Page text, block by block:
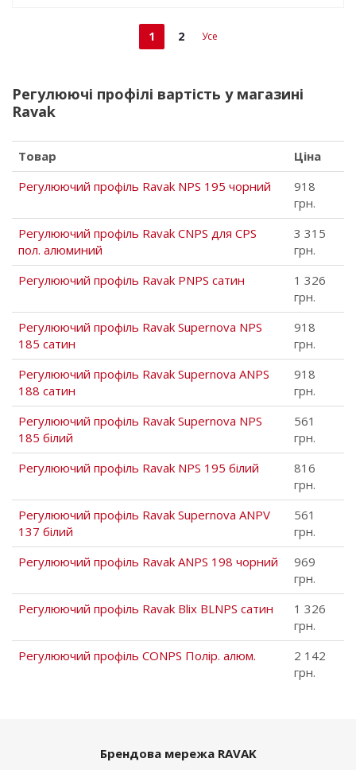
1 2 Усе
Регулюючі профілі вартість у магазині
Ravak
Товар
Ціна
Регулюючий профіль Ravak NPS 195 чорний
918
грн.
Регулюючий профіль Ravak CNPS для CPS
пол. алюминий
3 315
грн.
Регулюючий профіль Ravak PNPS сатин
1 326
грн.
Регулюючий профіль Ravak Supernova NPS
185 сатин
918
грн.
Регулюючий профіль Ravak Supernova ANPS
188 сатин
918
грн.
Регулюючий профіль Ravak Supernova NPS
185 білий
561
грн.
Регулюючий профіль Ravak NPS 195 білий
816
грн.
Регулюючий профіль Ravak Supernova ANPV
137 білий
561
грн.
Регулюючий профіль Ravak АNPS 198 чорний
969
грн.
Регулюючий профіль Ravak Blix BLNPS сатин
1 326
грн.
Регулюючий профіль CONPS Полір. алюм.
2 142
грн.
Брендова мережа RAVAK